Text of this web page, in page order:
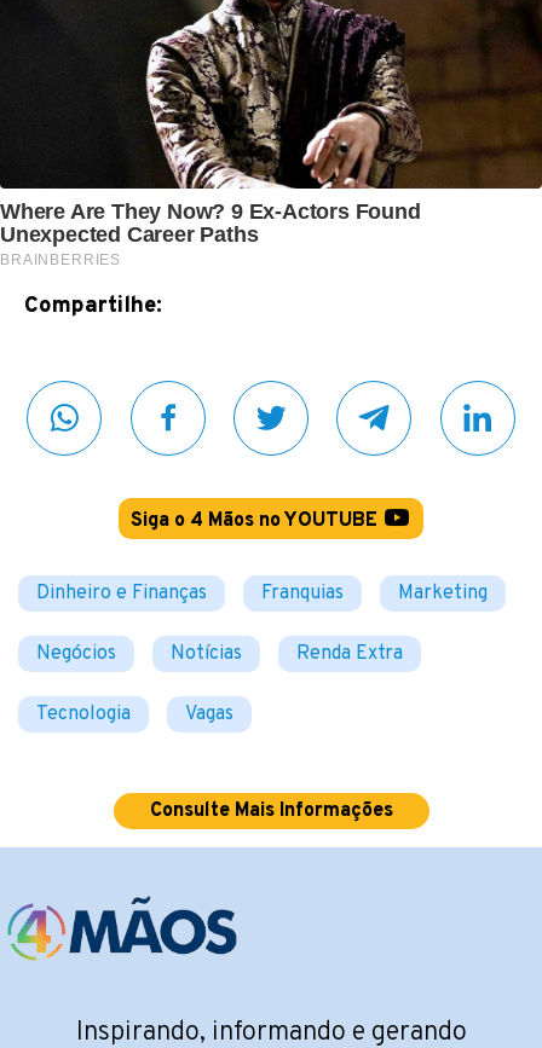
Compartilhe:
Siga o 4 Mãos no YOUTUBE
Dinheiro e Finanças Franquias Marketing
Negócios Notícias Renda Extra
Tecnologia Vagas
Consulte Mais Informações
Inspirando, informando e gerando